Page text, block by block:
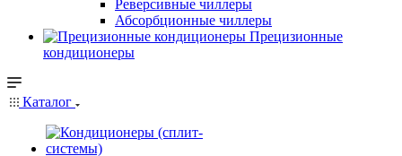
Реверсивные чиллеры
Абсорбционные чиллеры
Прецизионные
кондиционеры
Каталог